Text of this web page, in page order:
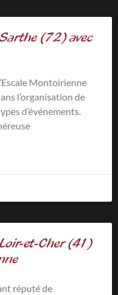
(72) avec
Montoirienne
l’organisation de
d’événements.
et-Cher (41)
réputé de